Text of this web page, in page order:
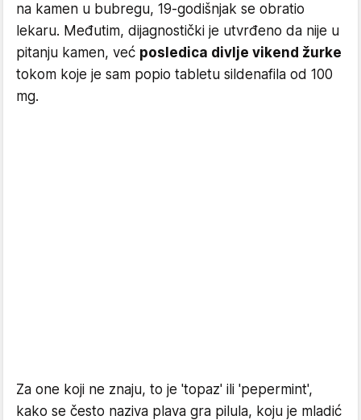
na kamen u bubregu, 19-godišnjak se obratio
lekaru. Međutim, dijagnostički je utvrđeno da nije u
pitanju kamen, već posledica divlje vikend žurke
tokom koje je sam popio tabletu sildenafila od 100
mg.
Za one koji ne znaju, to je 'topaz' ili 'pepermint',
kako se često naziva plava gra pilula, koju je mladić